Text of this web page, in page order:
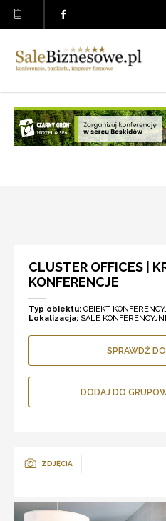
CLUSTER OFFICES |
KONFERENCJE
Typ obiektu: OBIEKT
Lokalizacja: SALE
SPRAWDŹ
DODAJ DO
ZDJĘCIA